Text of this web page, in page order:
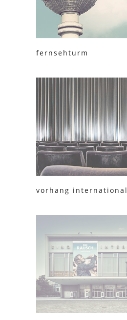
fernsehturm
vorhang international